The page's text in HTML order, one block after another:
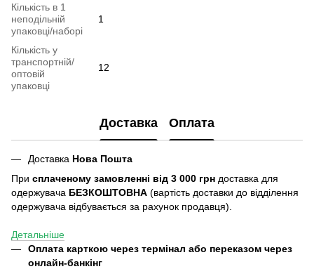
Кількість в 1
неподільній
упаковці/наборі
1
Кількість у
транспортній/
оптовій
упаковці
12
Доставка Оплата
Доставка Нова Пошта
При сплаченому замовленні від 3 000 грн доставка для
одержувача БЕЗКОШТОВНА (вартість доставки до відділення
одержувача відбувається за рахунок продавця).
Детальніше
Оплата карткою через термінал або переказом через
онлайн-банкінг